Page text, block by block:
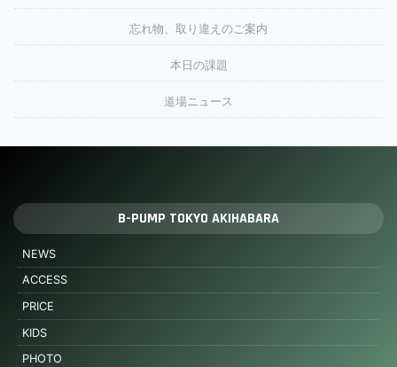
忘れ物、取り違えのご案内
本日の課題
道場ニュース
B-PUMP TOKYO AKIHABARA
NEWS
ACCESS
PRICE
KIDS
PHOTO